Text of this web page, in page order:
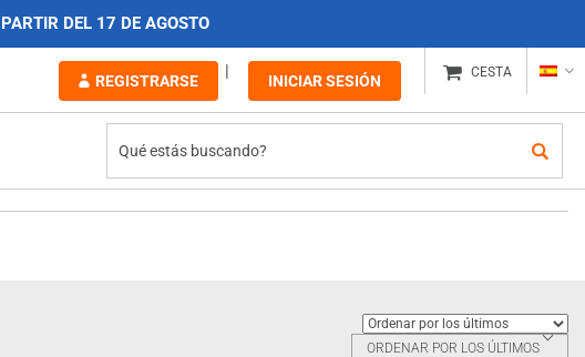
DEL 17 DE AGOSTO
REGISTRARSE INICIAR SESIÓN CESTA
ORDENAR POR LOS ÚLTIMOS